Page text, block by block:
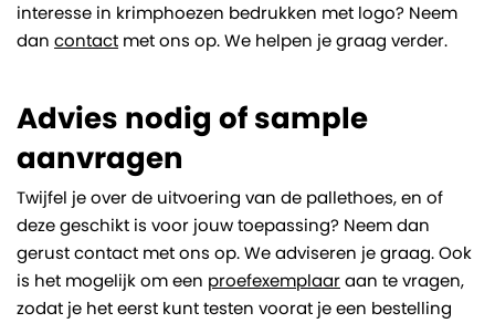
interesse in krimphoezen bedrukken met logo? Neem
dan contact met ons op. We helpen je graag verder.
Advies nodig of sample
aanvragen
Twijfel je over de uitvoering van de pallethoes, en of
deze geschikt is voor jouw toepassing? Neem dan
gerust contact met ons op. We adviseren je graag. Ook
is het mogelijk om een proefexemplaaraan te vragen,
zodat je het eerst kunt testen voorat je een bestelling